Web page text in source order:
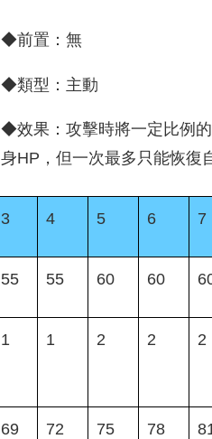
◆前置：無
◆類型：主動
◆效果：攻擊時將一定比例
身HP，但一次最多只能恢復
3 4 5 6 7
55 55 60 60
1 1 2 2 2
69 72 75 78